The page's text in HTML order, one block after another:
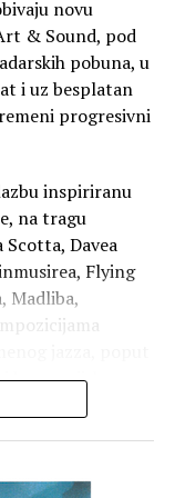
dan, 21.
festivalu
umjetnice,
ansambla koje
iskustvo
projekt Korine
za
u kojoj se
novu
& Sound, pod
pobuna, u
i uz besplatan
progresivni
inspiriranu
na tragu
Davea
Flying
Madliba,
glazbe,
album
Cantus, koji je